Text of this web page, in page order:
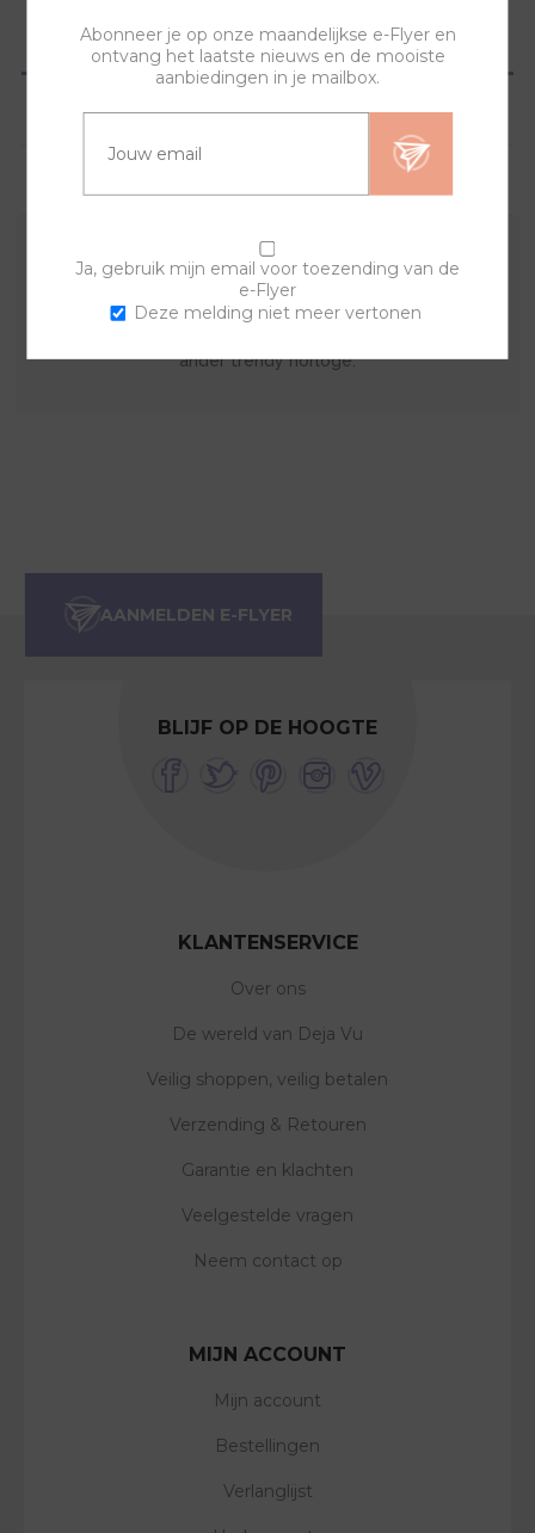
OVERZICHT
SPECIFICATIES
De sierring is gemaakt van acryl. Met deze kunststof
sierring en een van de banden kan je zelf je horloge
ander trendy horloge.
BLIJF OP DE HOOGTE
KLANTENSERVICE
Over ons
De wereld van Deja Vu
Veilig shoppen, veilig betalen
Verzending & Retouren
Garantie en klachten
Veelgestelde vragen
Neem contact op
MIJN ACCOUNT
Mijn account
Bestellingen
Verlanglijst
Abonneer je op onze maandelijkse e-Flyer en
ontvang het laatste nieuws en de mooiste
aanbiedingen in je mailbox.
Ja, gebruik mijn email voor toezending van de
e-Flyer
Deze melding niet meer vertonen